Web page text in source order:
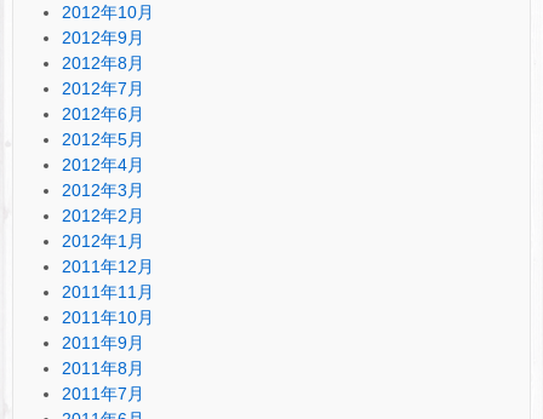
2012年10月
2012年9月
2012年8月
2012年7月
2012年6月
2012年5月
2012年4月
2012年3月
2012年2月
2012年1月
2011年12月
2011年11月
2011年10月
2011年9月
2011年8月
2011年7月